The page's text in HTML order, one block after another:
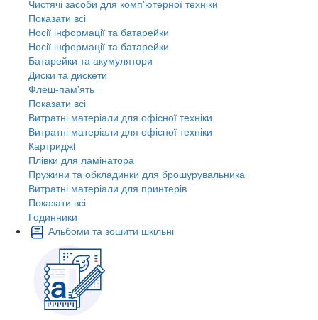
Чистячі засоби для комп'ютерної техніки
Показати всі
Носії інформації та батарейки
Носії інформації та батарейки
Батарейки та акумулятори
Диски та дискети
Флеш-пам'ять
Показати всі
Витратні матеріали для офісної техніки
Витратні матеріали для офісної техніки
Картриджi
Плівки для ламінатора
Пружини та обкладинки для брошурувальника
Витратні матеріали для принтерів
Показати всі
Годинники
Альбоми та зошити шкільні